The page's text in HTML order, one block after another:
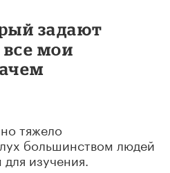
задают
мои
тяжело
большинством людей
изучения.